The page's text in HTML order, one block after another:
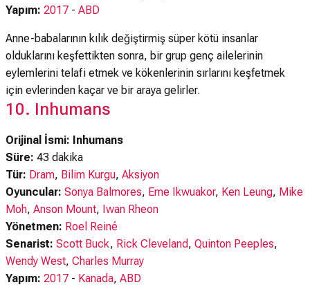
Yapım: 2017 - ABD
Anne-babalarının kılık değiştirmiş süper kötü insanlar
olduklarını keşfettikten sonra, bir grup genç ailelerinin
eylemlerini telafi etmek ve kökenlerinin sırlarını keşfetmek
için evlerinden kaçar ve bir araya gelirler.
10. Inhumans
Orijinal İsmi: Inhumans
Süre: 43 dakika
Tür: Dram, Bilim Kurgu, Aksiyon
Oyuncular: Sonya Balmores, Eme Ikwuakor, Ken Leung, Mike
Moh, Anson Mount, Iwan Rheon
Yönetmen: Roel Reiné
Senarist: Scott Buck, Rick Cleveland, Quinton Peeples,
Wendy West, Charles Murray
Yapım: 2017 - Kanada, ABD